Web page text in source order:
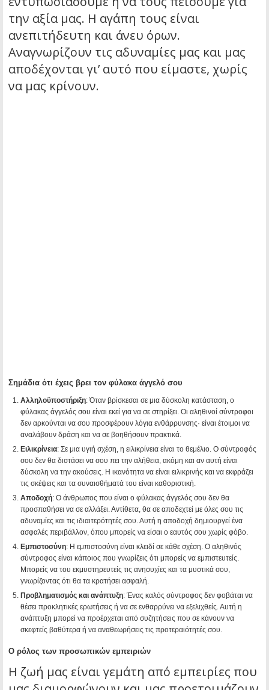
την αξία μας. Η αγάπη τους είναι
ανεπιτήδευτη και άνευ όρων.
Αναγνωρίζουν τις αδυναμίες μας και μας
αποδέχονται γι’ αυτό που είμαστε, χωρίς
να μας κρίνουν.
Σημάδια ότι έχεις βρει τον φύλακα άγγελό σου
Αλληλοϋποστήριξη: Όταν βρίσκεσαι σε μια δύσκολη κατάσταση, ο
φύλακας άγγελός σου είναι εκεί για να σε στηρίξει. Οι αληθινοί σύντροφοι
δεν αρκούνται να σου προσφέρουν λόγια ενθάρρυνσης· είναι έτοιμοι να
αναλάβουν δράση και να σε βοηθήσουν πρακτικά.
Ειλικρίνεια: Σε μια υγιή σχέση, η ειλικρίνεια είναι το θεμέλιο. Ο σύντροφός
σου δεν θα διστάσει να σου πει την αλήθεια, ακόμη και αν αυτή είναι
δύσκολη να την ακούσεις. Η ικανότητα να είναι ειλικρινής και να εκφράζει
τις σκέψεις και τα συναισθήματά του είναι καθοριστική.
Αποδοχή: Ο άνθρωπος που είναι ο φύλακας άγγελός σου δεν θα
προσπαθήσει να σε αλλάξει. Αντίθετα, θα σε αποδεχτεί με όλες σου τις
αδυναμίες και τις ιδιαιτερότητές σου. Αυτή η αποδοχή δημιουργεί ένα
ασφαλές περιβάλλον, όπου μπορείς να είσαι ο εαυτός σου χωρίς φόβο.
Εμπιστοσύνη: Η εμπιστοσύνη είναι κλειδί σε κάθε σχέση. Ο αληθινός
σύντροφος είναι κάποιος που γνωρίζεις ότι μπορείς να εμπιστευτείς.
Μπορείς να του εκμυστηρευτείς τις ανησυχίες και τα μυστικά σου,
γνωρίζοντας ότι θα τα κρατήσει ασφαλή.
Προβληματισμός και ανάπτυξη: Ένας καλός σύντροφος δεν φοβάται να
θέσει προκλητικές ερωτήσεις ή να σε ενθαρρύνει να εξελιχθείς. Αυτή η
ανάπτυξη μπορεί να προέρχεται από συζητήσεις που σε κάνουν να
σκεφτείς βαθύτερα ή να αναθεωρήσεις τις προτεραιότητές σου.
Ο ρόλος των προσωπικών εμπειριών
Η ζωή μας είναι γεμάτη από εμπειρίες που